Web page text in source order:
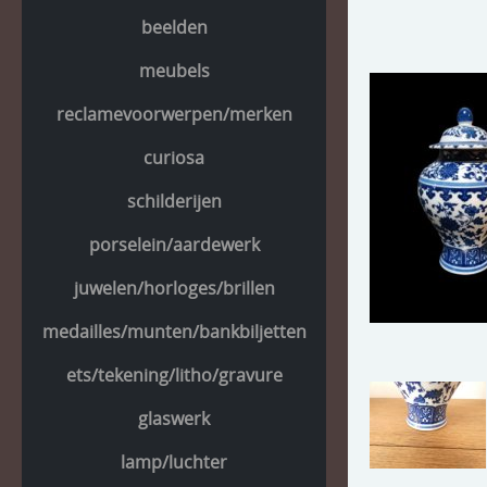
beelden
meubels
reclamevoorwerpen/merken
curiosa
schilderijen
porselein/aardewerk
juwelen/horloges/brillen
medailles/munten/bankbiljetten
ets/tekening/litho/gravure
glaswerk
lamp/luchter